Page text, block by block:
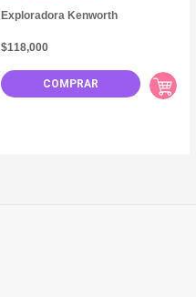
Exploradora Kenworth
COMPRAR
$118,000